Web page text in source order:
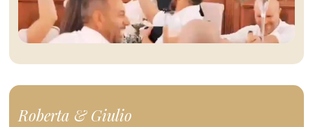
Roberta & Giulio